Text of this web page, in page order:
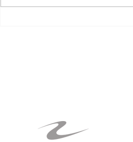
direito federal infraconstitucional